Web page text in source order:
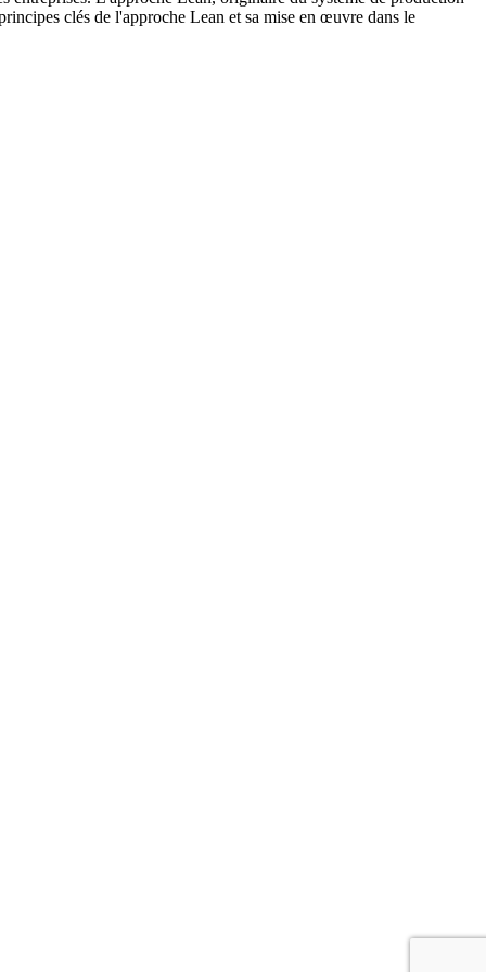
clés de l'approche Lean et sa mise en œuvre dans le